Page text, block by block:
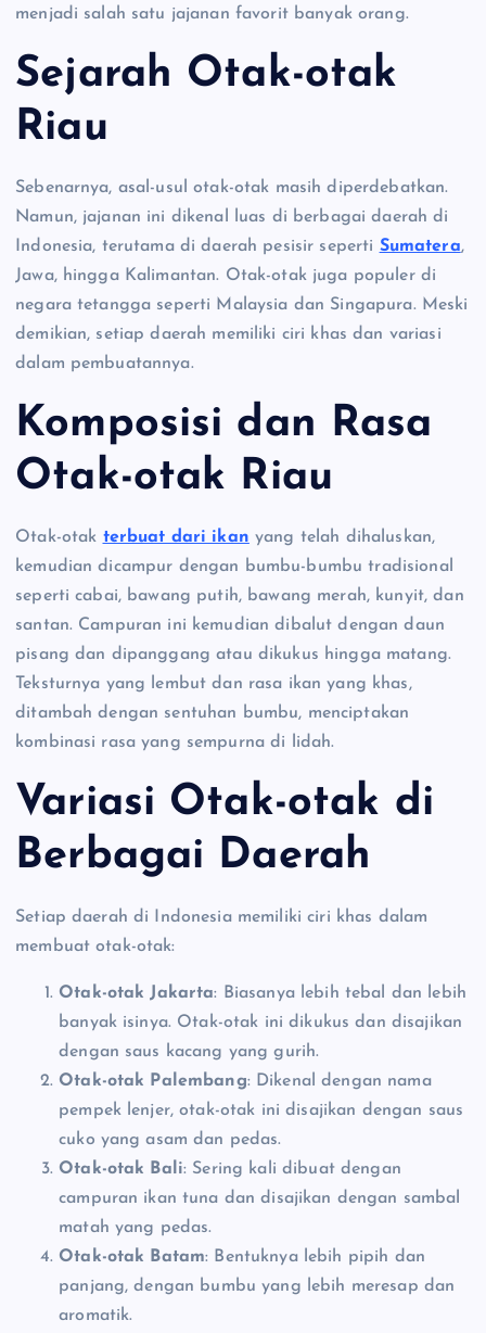
menjadi salah satu jajanan favorit banyak orang.
Sejarah Otak-otak
Riau
Sebenarnya, asal-usul otak-otak masih diperdebatkan.
Namun, jajanan ini dikenal luas di berbagai daerah di
Indonesia, terutama di daerah pesisir seperti Sumatera,
Jawa, hingga Kalimantan. Otak-otak juga populer di
negara tetangga seperti Malaysia dan Singapura. Meski
demikian, setiap daerah memiliki ciri khas dan variasi
dalam pembuatannya.
Komposisi dan Rasa
Otak-otak Riau
Otak-otak terbuat dari ikan yang telah dihaluskan,
kemudian dicampur dengan bumbu-bumbu tradisional
seperti cabai, bawang putih, bawang merah, kunyit, dan
santan. Campuran ini kemudian dibalut dengan daun
pisang dan dipanggang atau dikukus hingga matang.
Teksturnya yang lembut dan rasa ikan yang khas,
ditambah dengan sentuhan bumbu, menciptakan
kombinasi rasa yang sempurna di lidah.
Variasi Otak-otak di
Berbagai Daerah
Setiap daerah di Indonesia memiliki ciri khas dalam
membuat otak-otak:
Otak-otak Jakarta: Biasanya lebih tebal dan lebih
banyak isinya. Otak-otak ini dikukus dan disajikan
dengan saus kacang yang gurih.
Otak-otak Palembang: Dikenal dengan nama
pempek lenjer, otak-otak ini disajikan dengan saus
cuko yang asam dan pedas.
Otak-otak Bali: Sering kali dibuat dengan
campuran ikan tuna dan disajikan dengan sambal
matah yang pedas.
Otak-otak Batam: Bentuknya lebih pipih dan
panjang, dengan bumbu yang lebih meresap dan
aromatik.